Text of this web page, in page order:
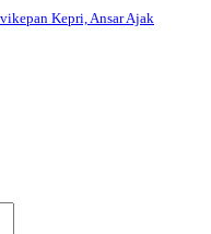
Kepri, Ansar Ajak